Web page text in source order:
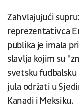
Zahvlajujući
reprezentativca
publika je imala
slavlja kojim su
svetsku fudbalsku
jula održati u
Kanadi i Meksiku.